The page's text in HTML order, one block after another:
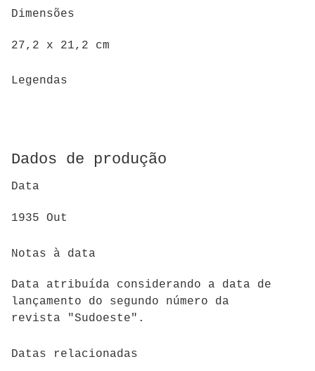
Dimensões
27,2 x 21,2 cm
Legendas
Dados de produção
Data
1935 Out
Notas à data
Data atribuída considerando a data de
lançamento do segundo número da
revista "Sudoeste".
Datas relacionadas